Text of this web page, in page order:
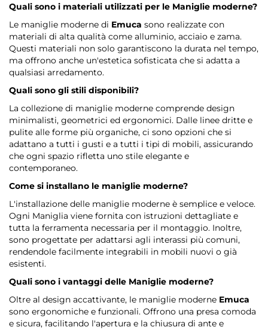
Quali sono i materiali utilizzati per le Maniglie moderne?
Le maniglie moderne di Emuca sono realizzate con
materiali di alta qualità come alluminio, acciaio e zama.
Questi materiali non solo garantiscono la durata nel tempo,
ma offrono anche un'estetica sofisticata che si adatta a
qualsiasi arredamento.
Quali sono gli stili disponibili?
La collezione di maniglie moderne comprende design
minimalisti, geometrici ed ergonomici. Dalle linee dritte e
pulite alle forme più organiche, ci sono opzioni che si
adattano a tutti i gusti e a tutti i tipi di mobili, assicurando
che ogni spazio rifletta uno stile elegante e
contemporaneo.
Come si installano le maniglie moderne?
L'installazione delle maniglie moderne è semplice e veloce.
Ogni Maniglia viene fornita con istruzioni dettagliate e
tutta la ferramenta necessaria per il montaggio. Inoltre,
sono progettate per adattarsi agli interassi più comuni,
rendendole facilmente integrabili in mobili nuovi o già
esistenti.
Quali sono i vantaggi delle Maniglie moderne?
Oltre al design accattivante, le maniglie moderne Emuca
sono ergonomiche e funzionali. Offrono una presa comoda
e sicura, facilitando l'apertura e la chiusura di ante e